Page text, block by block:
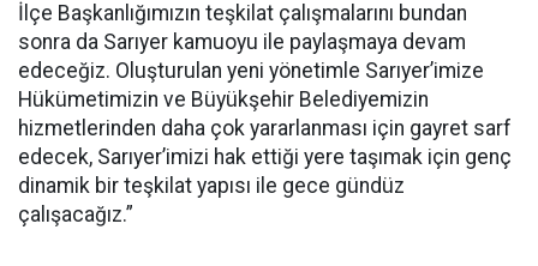
İlçe Başkanlığımızın teşkilat çalışmalarını bundan
sonra da Sarıyer kamuoyu ile paylaşmaya devam
edeceğiz. Oluşturulan yeni yönetimle Sarıyer’imize
Hükümetimizin ve Büyükşehir Belediyemizin
hizmetlerinden daha çok yararlanması için gayret sarf
edecek, Sarıyer’imizi hak ettiği yere taşımak için genç
dinamik bir teşkilat yapısı ile gece gündüz
çalışacağız.”